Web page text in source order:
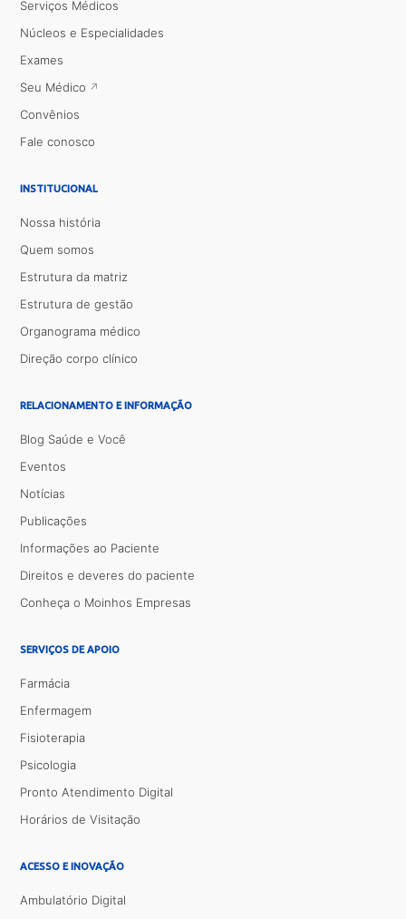
Serviços Médicos
Núcleos e Especialidades
Exames
Seu Médico
Convênios
Fale conosco
INSTITUCIONAL
Nossa história
Quem somos
Estrutura da matriz
Estrutura de gestão
Organograma médico
Direção corpo clínico
RELACIONAMENTO E INFORMAÇÃO
Blog Saúde e Você
Eventos
Notícias
Publicações
Informações ao Paciente
Direitos e deveres do paciente
Conheça o Moinhos Empresas
SERVIÇOS DE APOIO
Farmácia
Enfermagem
Fisioterapia
Psicologia
Pronto Atendimento Digital
Horários de Visitação
ACESSO E INOVAÇÃO
Ambulatório Digital